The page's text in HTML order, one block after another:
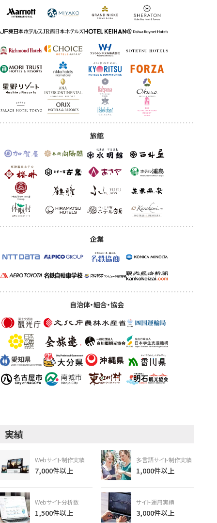
旅館
企業
自治体・組合・協会
実績
Webサイト制作実績
7,000件以上
多言語サイト制作実績
1,000件以上
Webサイト分析数
1,500件以上
サイト運用実績
3,000件以上